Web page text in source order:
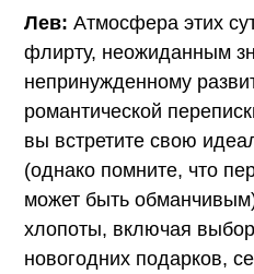
Лев: Атмосфера этих
флирту, неожиданным
непринужденному
романтической
вы встретите свою
(однако помните, что
может быть
хлопоты, включая
новогодних подарков,